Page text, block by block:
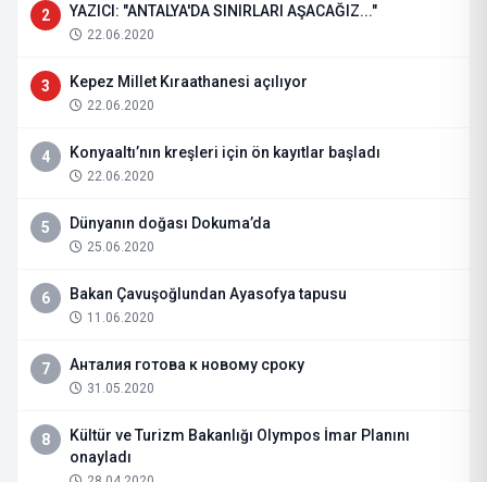
2 YAZICI: "ANTALYA'DA SINIRLARI AŞACAĞIZ..."
22.06.2020
3 Kepez Millet Kıraathanesi açılıyor
22.06.2020
4 Konyaaltı’nın kreşleri için ön kayıtlar başladı
22.06.2020
5 Dünyanın doğası Dokuma’da
25.06.2020
6 Bakan Çavuşoğlundan Ayasofya tapusu
11.06.2020
7 Анталия готова к новому сроку
31.05.2020
8
Kültür ve Turizm Bakanlığı Olympos İmar Planını
onayladı